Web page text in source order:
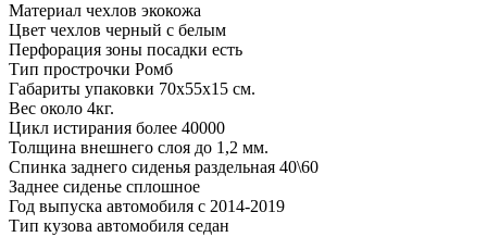
Материал чехлов экокожа
Цвет чехлов черный с белым
Перфорация зоны посадки есть
Тип прострочки Ромб
Габариты упаковки 70х55х15 см.
Вес около 4кг.
Цикл истирания более 40000
Толщина внешнего слоя до 1,2 мм.
Спинка заднего сиденья раздельная 40\60
Заднее сиденье сплошное
Год выпуска автомобиля с 2014-2019
Тип кузова автомобиля седан